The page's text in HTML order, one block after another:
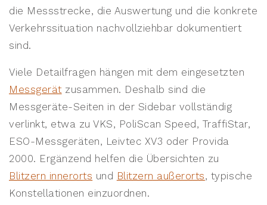
die Messstrecke, die Auswertung und die konkrete
Verkehrssituation nachvollziehbar dokumentiert
sind.
Viele Detailfragen hängen mit dem eingesetzten
Messgerät zusammen. Deshalb sind die
Messgeräte-Seiten in der Sidebar vollständig
verlinkt, etwa zu VKS, PoliScan Speed, TraffiStar,
ESO-Messgeräten, Leivtec XV3 oder Provida
2000. Ergänzend helfen die Übersichten zu
Blitzern innerorts und Blitzern außerorts, typische
Konstellationen einzuordnen.